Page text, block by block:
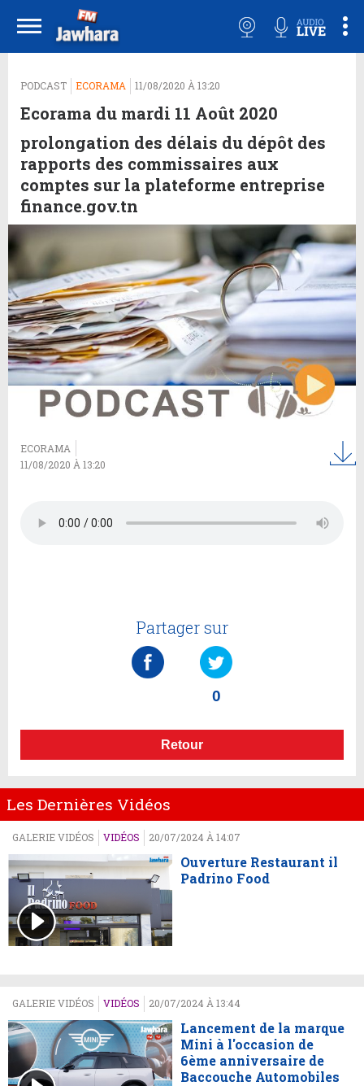
PODCAST ECORAMA 11/08/2020 À 13:20
Ecorama du mardi 11 Août 2020
prolongation des délais du dépôt des
rapports des commissaires aux
comptes sur la plateforme entreprise
finance.gov.tn
ECORAMA
11/08/2020 À 13:20
Partager sur
0
Retour
Les Dernières Vidéos
GALERIE VIDÉOS VIDÉOS 20/07/2024 À 14:07
Ouverture Restaurant il
Padrino Food
GALERIE VIDÉOS VIDÉOS 20/07/2024 À 13:44
Lancement de la marque
Mini à l'occasion de
6ème anniversaire de
Baccouche Automobiles